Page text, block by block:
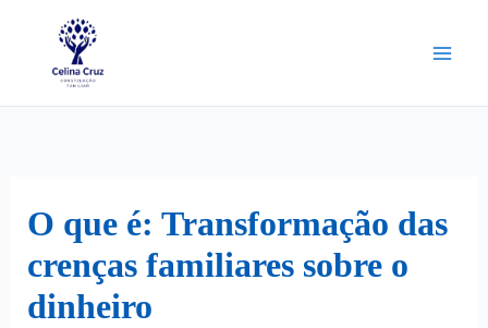
O que é: Transformação das
crenças familiares sobre o
dinheiro